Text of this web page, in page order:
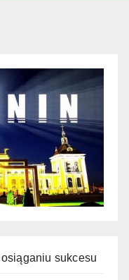
sukcesu